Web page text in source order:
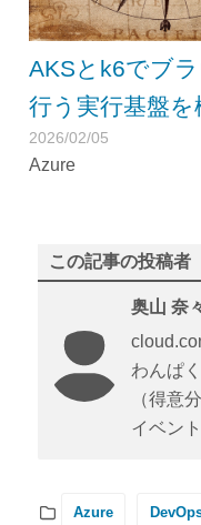
AKSとk6でブ
行う実行基盤
2026/02/05
Azure
この記事の投稿者
奥山 奈
わんぱ
（得意
イベン
Azure